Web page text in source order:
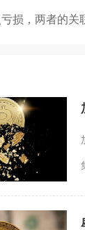
损，两者的关